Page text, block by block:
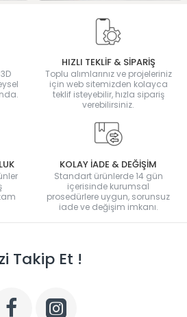
HIZLI TEKLİF & SİPARİŞ
Toplu alımlarınız ve projeleriniz
için web sitemizden kolayca
teklif isteyebilir, hızla sipariş
verebilirsiniz.
KOLAY İADE & DEĞİŞİM
Standart ürünlerde 14 gün
içerisinde kurumsal
prosedürlere uygun, sorunsuz
iade ve değişim imkanı.
Takip Et !